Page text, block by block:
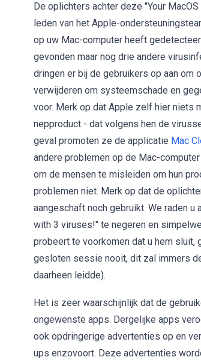
De oplichters achter deze "Your
leden van het Apple-
op uw Mac-computer heeft
gevonden maar nog drie andere
dringen er bij de gebruikers op aan
verwijderen om systeemschade en
voor. Merk op dat Apple zelf hier niets
nepproduct - dat volgens hen de
geval promoten ze de applicatie Mac
andere problemen op de Mac-
om de mensen te misleiden om hun
problemen niet. Merk op dat de
aangeschaft noch gebruikt. We raden
with 3 viruses!" te negeren en
probeert te voorkomen dat u hem
gesloten sessie nooit, dit zal immers
daarheen leidde).
Het is zeer waarschijnlijk dat de
ongewenste apps. Dergelijke apps
ook opdringerige advertenties op en
ups enzovoort. Deze advertenties